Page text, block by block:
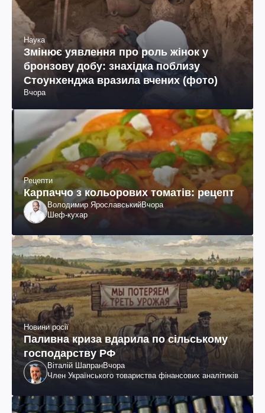
Наука
Змінює уявлення про роль жінок у
бронзову добу: знахідка поблизу
Стоунхенджа вразила вчених (фото)
Вчора
Рецепти
Карпаччо з кольорових томатів: рецепт
Володимир ЯрославськийВчора
Шеф-кухар
Новини росії
Паливна криза вдарила по сільському
господарству РФ
Віталій ШапранВчора
Член Українського товариства фінансових аналітиків